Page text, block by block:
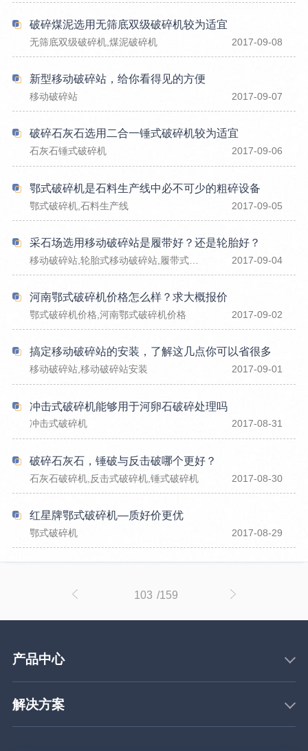
破碎煤泥选用无筛底双级破碎机较为适宜
无筛底双级破碎机,煤泥破碎机 2017-09-08
新型移动破碎站，给你看得见的方便
移动破碎站 2017-09-07
破碎石灰石选用二合一锤式破碎机较为适宜
石灰石锤式破碎机 2017-09-06
鄂式破碎机是石料生产线中必不可少的粗碎设备
鄂式破碎机,石料生产线 2017-09-05
采石场选用移动破碎站是履带好？还是轮胎好？
移动破碎站,轮胎式移动破碎站,履带式移动破碎站 2017-09-04
河南鄂式破碎机价格怎么样？求大概报价
鄂式破碎机价格,河南鄂式破碎机价格 2017-09-02
搞定移动破碎站的安装，了解这几点你可以省很多
移动破碎站,移动破碎站安装 2017-09-01
冲击式破碎机能够用于河卵石破碎处理吗
冲击式破碎机 2017-08-31
破碎石灰石，锤破与反击破哪个更好？
石灰石破碎机,反击式破碎机,锤式破碎机 2017-08-30
红星牌鄂式破碎机—质好价更优
鄂式破碎机 2017-08-29
103 /159
产品中心
解决方案